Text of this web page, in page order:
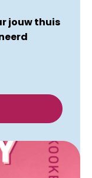
jouw thuis